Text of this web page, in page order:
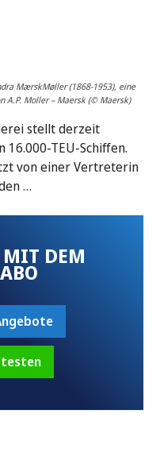
MærskMøller (1868-1953), eine
A.P. Moller – Maersk (© Maersk)
stellt derzeit
16.000-TEU-Schiffen.
von einer Vertreterin
…
MIT DEM
testen